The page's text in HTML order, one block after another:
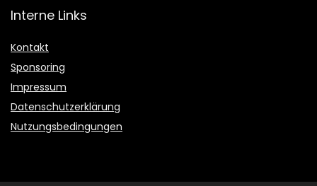
Interne Links
Kontakt
Sponsoring
Impressum
Datenschutzerklärung
Nutzungsbedingungen